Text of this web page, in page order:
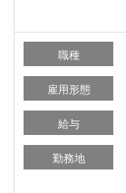
職種
雇用形態
給与
勤務地